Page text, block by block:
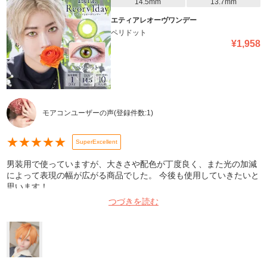
14.5mm
13.7mm
エティアレオーヴワンデー
ペリドット
¥1,958
モアコンユーザーの声(登録件数:1)
★★★★★ SuperExcellent
男装用で使っていますが、大きさや配色が丁度良く、また光の加減
によって表現の幅が広がる商品でした。 今後も使用していきたいと
思います！
つづきを読む